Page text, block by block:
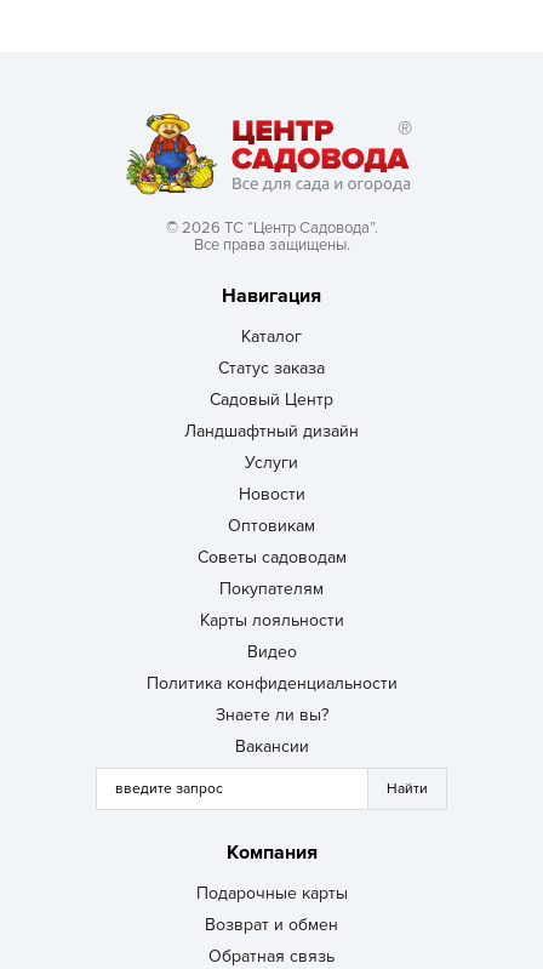
© 2026 ТС “Центр Садовода”.
Все права защищены.
Навигация
Каталог
Статус заказа
Садовый Центр
Ландшафтный дизайн
Услуги
Новости
Оптовикам
Советы садоводам
Покупателям
Карты лояльности
Видео
Политика конфиденциальности
Знаете ли вы?
Вакансии
Компания
Подарочные карты
Возврат и обмен
Обратная связь